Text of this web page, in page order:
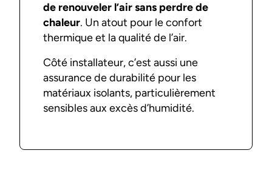
de renouveler l’air sans perdre de
chaleur. Un atout pour le confort
thermique et la qualité de l’air.
Côté installateur, c’est aussi une
assurance de durabilité pour les
matériaux isolants, particulièrement
sensibles aux excès d’humidité.